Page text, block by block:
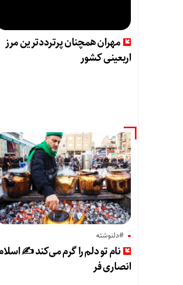
مهران همچنان پرترددترین مرز
اربعینی کشور
#دلنوشته
نام تو دلم را گرم می‌کند ✍️
انصاری فر